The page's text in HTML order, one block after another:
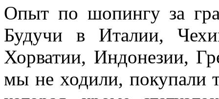
Опыт по шопингу за
Будучи в Италии,
Хорватии, Индонезии,
мы не ходили, покупали